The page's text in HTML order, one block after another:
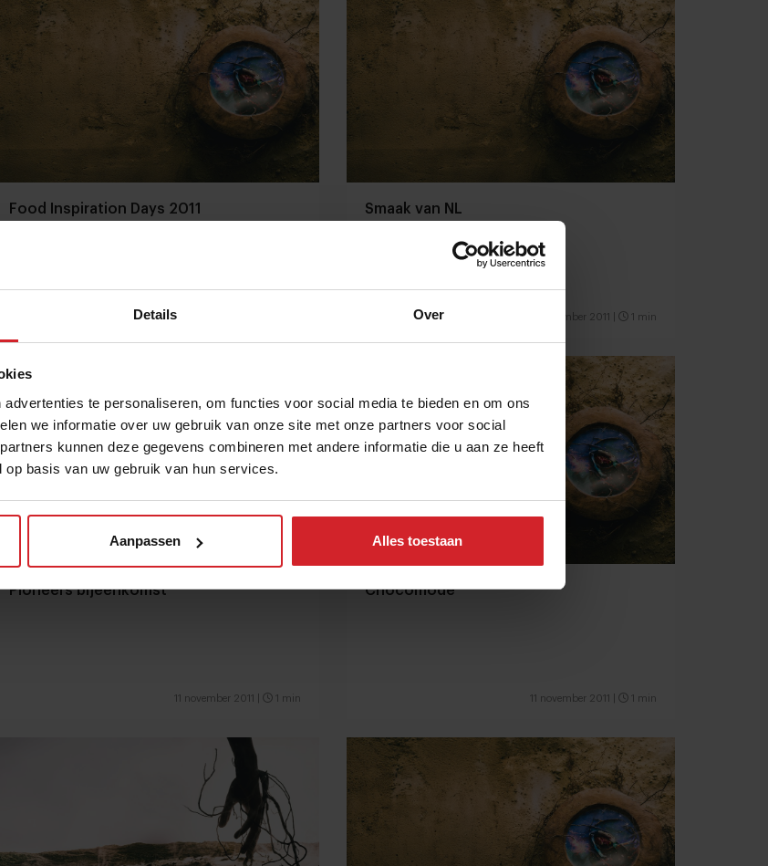
Details Over
te personaliseren, om functies voor social media te bieden en om ons
we informatie over uw gebruik van onze site met onze partners voor social
kunnen deze gegevens combineren met andere informatie die u aan ze heeft
basis van uw gebruik van hun services.
Aanpassen Alles toestaan
Food Inspiration Days 2011
13 november 2011
Smaak van NL
11 november 2011 1 min
Pioneers bijeenkomst
11 november 2011 1 min
Chocomode
11 november 2011 1 min